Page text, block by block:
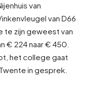
van
van D66
zijn geweest van
€ 224 naar € 450.
het college gaat
in gesprek.